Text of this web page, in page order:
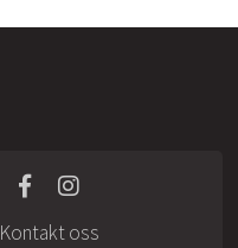
Kontakt oss